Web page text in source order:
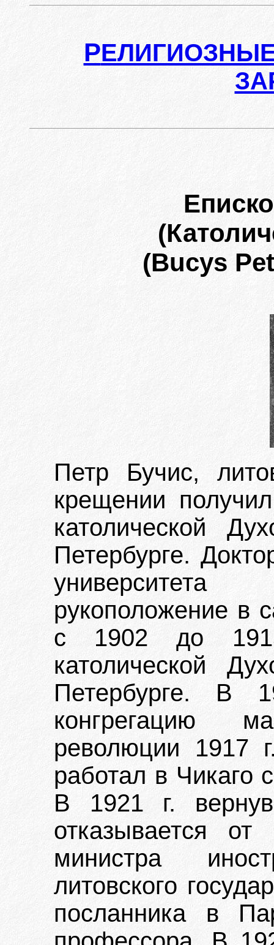
Р
(Bucys
Петр Бучис,
крещении
католической
Петербурге.
рукоположение в
с 1902 до
католической
Петербурге. В
конгрегацию
революции 1917
работал в Чикаго
В 1921 г.
отказывается
министра
литовского
посланника в